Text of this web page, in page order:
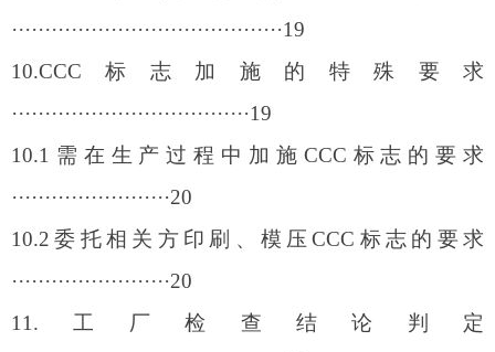
·········································19
10.CCC 标志加施的特殊要求
····································19
10.1 需在生产过程中加施CCC标志的要求
························20
10.2 委托相关方印刷、模压CCC标志的要求
························20
11. 工厂检查结论判定